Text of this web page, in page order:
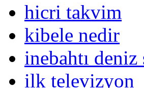
hicri takvim
kibele nedir
inebahtı deniz
ilk televizyon